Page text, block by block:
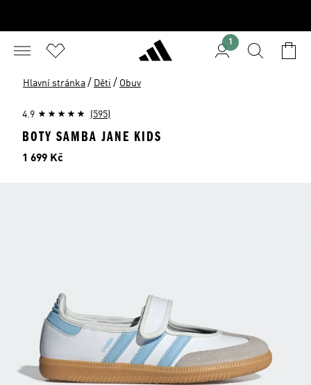
1
Hlavní stránka / Děti / Obuv
4.9 (595)
BOTY SAMBA JANE KIDS
Cena
1 699 Kč